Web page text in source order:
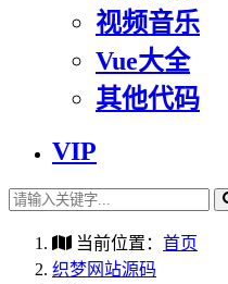
视频音乐
Vue大全
其他代码
VIP
当前位置： 首页
织梦网站源码